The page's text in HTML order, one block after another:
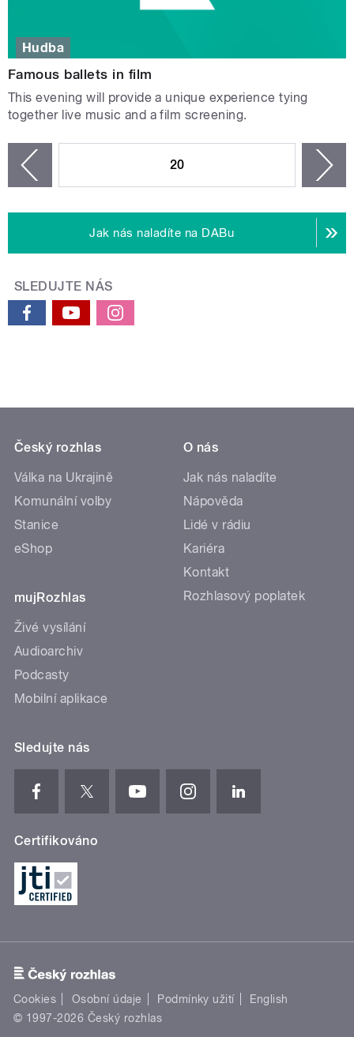
Hudba
Famous ballets in film
This evening will provide a unique experience tying
together live music and a film screening.
20
Jak nás naladíte na DABu
SLEDUJTE NÁS
Český rozhlas
Válka na Ukrajině
Komunální volby
Stanice
eShop
mujRozhlas
Živé vysílání
Audioarchiv
Podcasty
Mobilní aplikace
O nás
Jak nás naladíte
Nápověda
Lidé v rádiu
Kariéra
Kontakt
Rozhlasový poplatek
Sledujte nás
Certifikováno
Cookies Osobní údaje Podmínky užití
English
© 1997-2026 Český rozhlas